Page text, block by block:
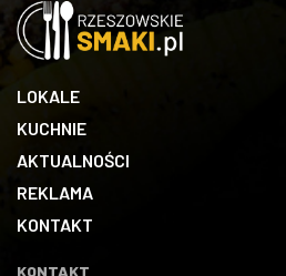
LOKALE
KUCHNIE
AKTUALNOŚCI
REKLAMA
KONTAKT
KONTAKT